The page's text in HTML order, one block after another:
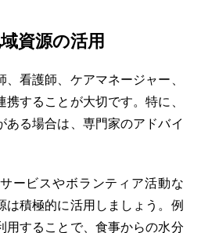
資源の活用
看護師、ケアマネージャー、
することが大切です。特に、
ある場合は、専門家のアドバイ
ービスやボランティア活動な
は積極的に活用しましょう。例
用することで、食事からの水分